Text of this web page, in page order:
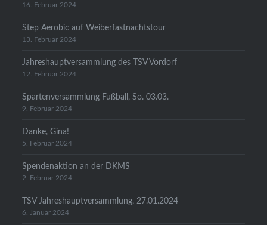
16. Februar 2024
Step Aerobic auf Weiberfastnachtstour
13. Februar 2024
Jahreshauptversammlung des TSV Vordorf
12. Februar 2024
Spartenversammlung Fußball, So. 03.03.
9. Februar 2024
Danke, Gina!
5. Februar 2024
Spendenaktion an der DKMS
2. Februar 2024
TSV Jahreshauptversammlung, 27.01.2024
6. Januar 2024